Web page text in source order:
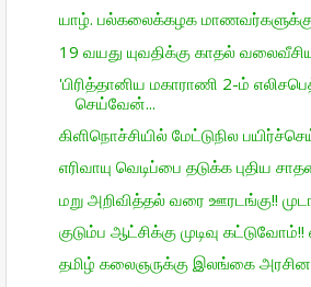
யாழ். பல்கலைக்கழக மாணவர்களுக்கு
19 வயது யுவதிக்கு காதல்
'பிரித்தானிய மகாராணி 2-ம்
செய்வேன்...
கிளிநொச்சியில் மேட்டுநில
எரிவாயு வெடிப்பை தடுக்க புதிய
மறு அறிவித்தல் வரை ஊரடங்கு!!
குடும்ப ஆட்சிக்கு முடிவு கட்டுவோம்!!
தமிழ் கலைஞருக்கு இலங்கை